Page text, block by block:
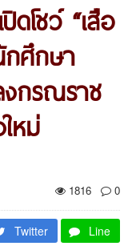
ดโชว์ “เสือ
ศึกษา
กรณราช
หม่
1816
0
Twitter Line